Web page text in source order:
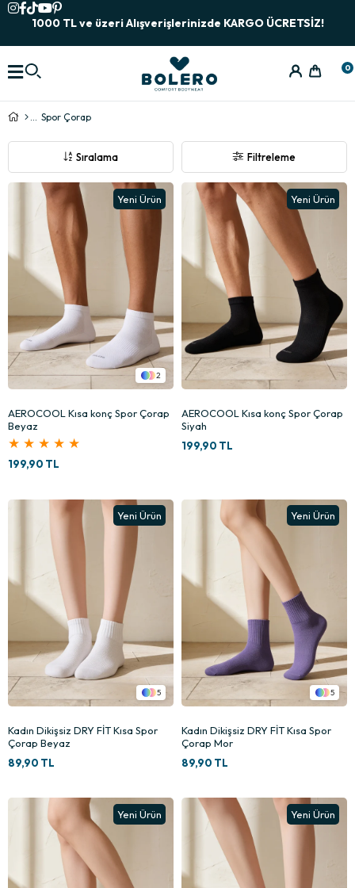
1000 TL ve üzeri Alışverişlerinizde KARGO ÜCRETSİZ!
0
Spor Çorap
Filtreleme
Sıralama
2
AEROCOOL Kısa konç Spor Çorap
Beyaz
★ ★ ★ ★ ★
199,90 TL
Yeni Ürün
AEROCOOL Kısa konç Spor Çorap
Siyah
199,90 TL
Yeni Ürün
5
Kadın Dikişsiz DRY FİT Kısa Spor
Çorap Beyaz
89,90 TL
Yeni Ürün
5
Kadın Dikişsiz DRY FİT Kısa Spor
Çorap Mor
89,90 TL
Yeni Ürün
Yeni Ürün Yeni Ürün